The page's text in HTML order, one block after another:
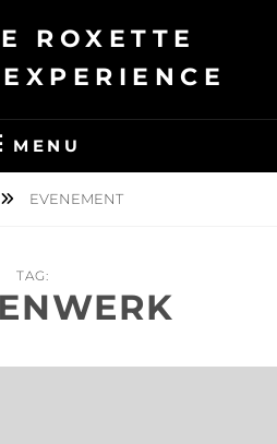
ROXETTE
MENU
EVENEMENT
TAG: